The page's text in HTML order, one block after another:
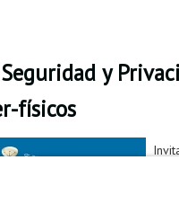
y
físicos